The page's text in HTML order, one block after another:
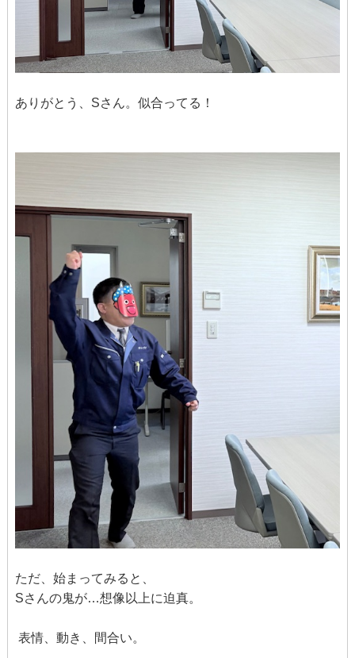
ありがとう、Sさん。似合ってる！
ただ、始まってみると、
Sさんの鬼が…想像以上に迫真。
表情、動き、間合い。